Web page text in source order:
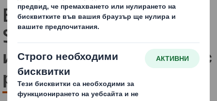
Balkan e-Commerce
Summit 2024 е първото
изложение в България с
рециклируеми щандове